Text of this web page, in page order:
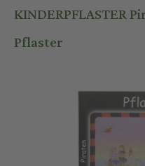
KINDERPFLASTER
Pflaster